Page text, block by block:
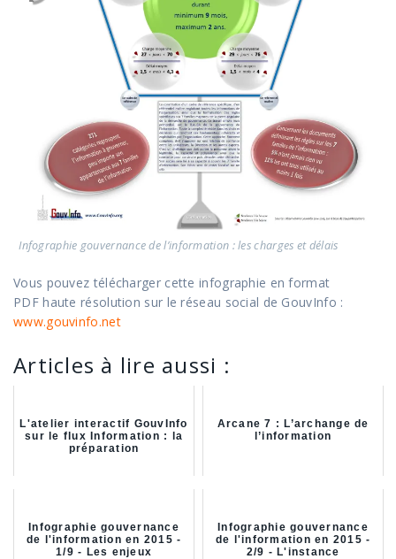
Infographie gouvernance de l’information : les charges et délais
Vous pouvez télécharger cette infographie en format
PDF haute résolution sur le réseau social de GouvInfo :
www.gouvinfo.net
Articles à lire aussi :
L'atelier interactif GouvInfo
sur le flux Information : la
préparation
Arcane 7 : L’archange de
l’information
Infographie gouvernance
de l'information en 2015 -
1/9 - Les enjeux
Infographie gouvernance
de l'information en 2015 -
2/9 - L'instance